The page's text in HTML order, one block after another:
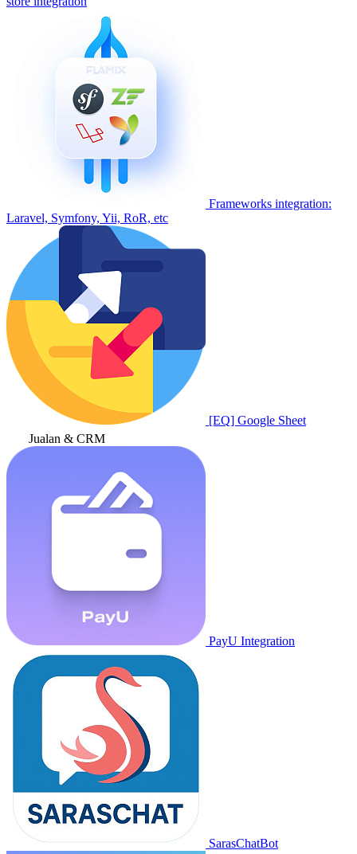
Frameworks integration:
Laravel, Symfony, Yii, RoR, etc
[EQ] Google Sheet
Jualan & CRM
PayU Integration
SarasChatBot